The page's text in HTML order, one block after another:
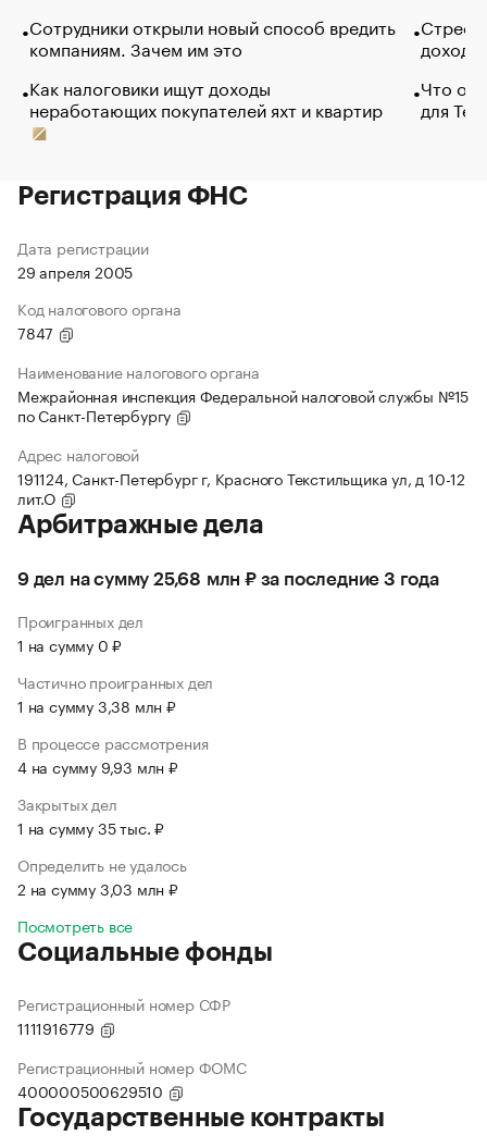
Сотрудники открыли новый способ вредить
компаниям. Зачем им это
Как налоговики ищут доходы
неработающих покупателей яхт и квартир
Что
для
Регистрация ФНС
Дата регистрации
29 апреля 2005
Код налогового органа
7847
Наименование налогового органа
Межрайонная инспекция Федеральной налоговой службы №15
по Санкт-Петербургу
Адрес налоговой
191124, Санкт-Петербург г, Красного Текстильщика ул, д 10-12
лит.О
Арбитражные дела
9 дел на сумму 25,68 млн ₽ за последние 3 года
Проигранных дел
1 на сумму 0 ₽
Частично проигранных дел
1 на сумму 3,38 млн ₽
В процессе рассмотрения
4 на сумму 9,93 млн ₽
Закрытых дел
1 на сумму 35 тыс. ₽
Определить не удалось
2 на сумму 3,03 млн ₽
Посмотреть все
Социальные фонды
Регистрационный номер СФР
1111916779
Регистрационный номер ФОМС
400000500629510
Государственные контракты